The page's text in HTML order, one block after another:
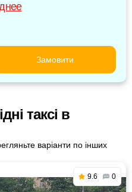
Замовити
таксі в
варіанти по інших
9.6 0